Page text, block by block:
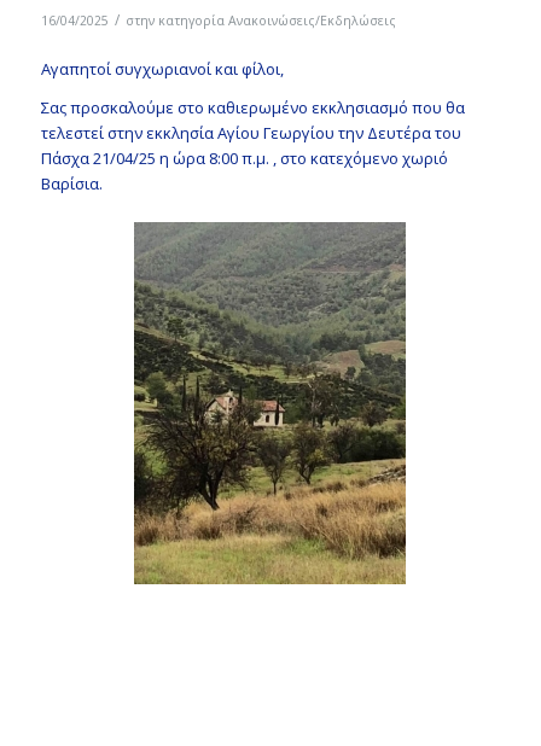
16/04/2025 / στην κατηγορία Ανακοινώσεις/Εκδηλώσεις
Αγαπητοί συγχωριανοί και φίλοι,
Σας προσκαλούμε στο καθιερωμένο εκκλησιασμό που θα
τελεστεί στην εκκλησία Αγίου Γεωργίου την Δευτέρα του
Πάσχα 21/04/25 η ώρα 8:00 π.μ. , στο κατεχόμενο χωριό
Βαρίσια.